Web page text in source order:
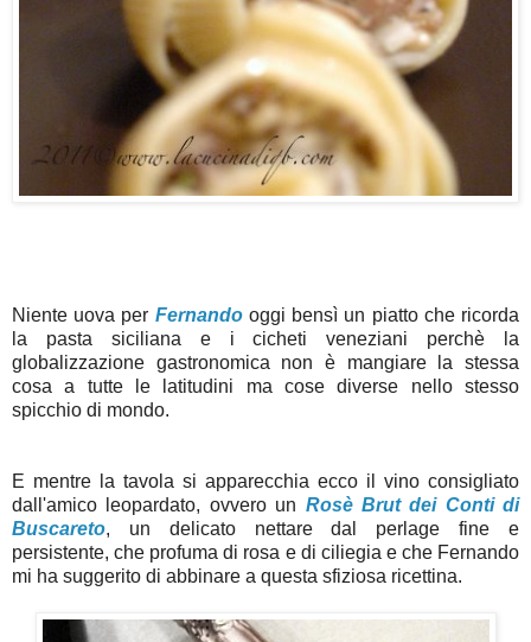
Niente uova per Fernandooggi bensì un piatto che ricorda
la pasta siciliana e i cicheti veneziani perchè la
globalizzazione gastronomica non è mangiare la stessa
cosa a tutte le latitudini ma cose diverse nello stesso
spicchio di mondo.
E mentre la tavola si apparecchia ecco il vino consigliato
dall'amico leopardato, ovvero un Rosè Brut dei Conti di
Buscareto, un delicato nettare dal perlage fine e
persistente, che profuma di rosa e di ciliegia e che Fernando
mi ha suggerito di abbinare a questa sfiziosa ricettina.